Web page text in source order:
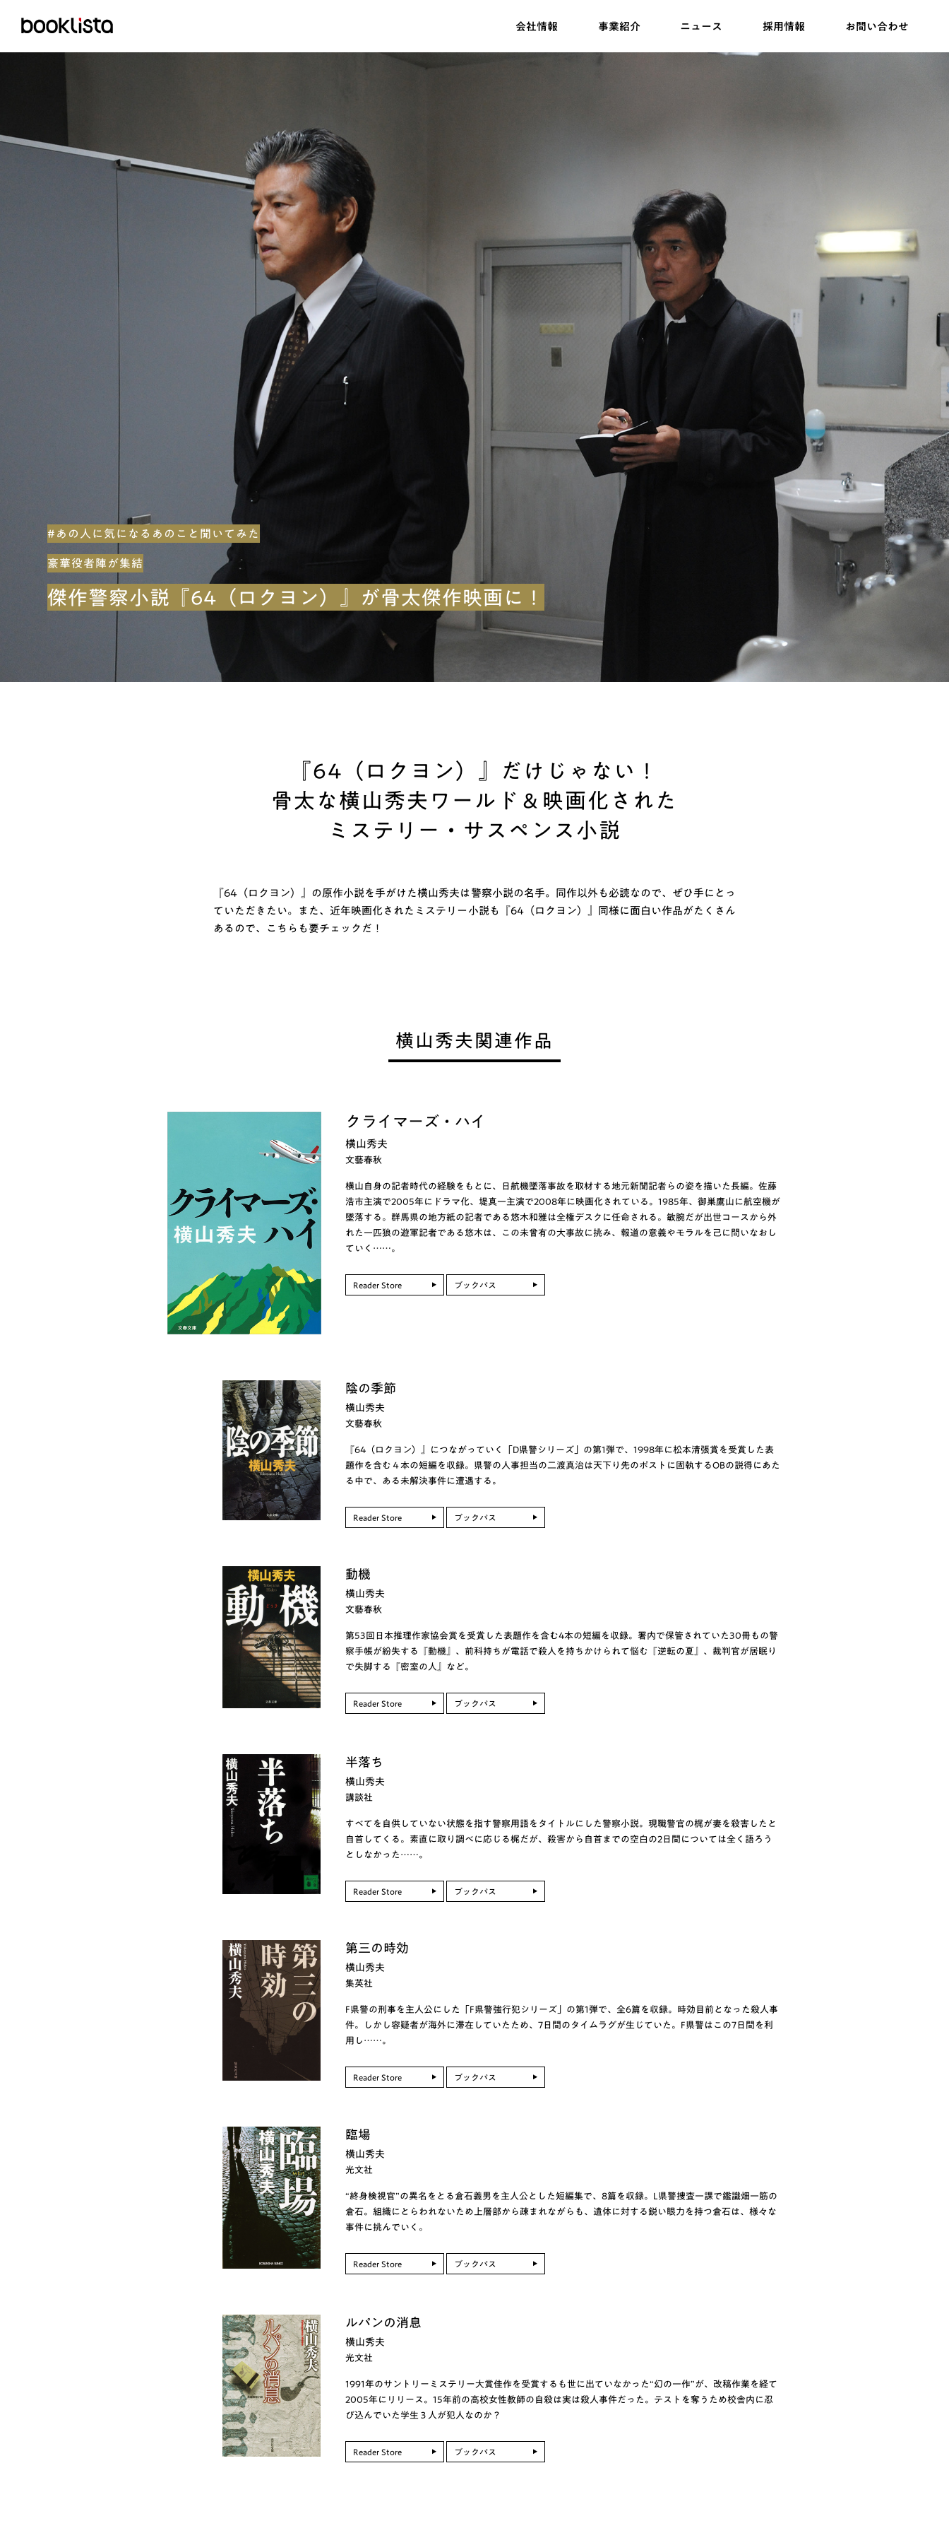
会社情報 事業紹介 ニュース 採用情報 お問い合わせ
#あの人に気になるあのこと聞いてみた
豪華役者陣が集結
傑作警察小説『64（ロクヨン）』が骨太傑作映画に！
『64（ロクヨン）』だけじゃない！
骨太な横山秀夫ワールド＆映画化された
ミステリー・サスペンス小説
『64（ロクヨン）』の原作小説を手がけた横山秀夫は警察小説の名手。同作以外も必読なので、ぜひ手にとっ
ていただきたい。また、近年映画化されたミステリー小説も『64（ロクヨン）』同様に面白い作品がたくさん
あるので、こちらも要チェックだ！
横山秀夫関連作品
クライマーズ・ハイ
横山秀夫
文藝春秋
横山自身の記者時代の経験をもとに、日航機墜落事故を取材する地元新聞記者らの姿を描いた長編。佐藤
浩市主演で2005年にドラマ化、堤真一主演で2008年に映画化されている。1985年、御巣鷹山に航空機が
墜落する。群馬県の地方紙の記者である悠木和雅は全権デスクに任命される。敏腕だが出世コースから外
れた一匹狼の遊軍記者である悠木は、この未曾有の大事故に挑み、報道の意義やモラルを己に問いなおし
ていく……。
Reader Store ブックパス
陰の季節
横山秀夫
文藝春秋
『64（ロクヨン）』につながっていく「D県警シリーズ」の第1弾で、1998年に松本清張賞を受賞した表
題作を含む４本の短編を収録。県警の人事担当の二渡真治は天下り先のポストに固執するOBの説得にあた
る中で、ある未解決事件に遭遇する。
Reader Store ブックパス
動機
横山秀夫
文藝春秋
第53回日本推理作家協会賞を受賞した表題作を含む4本の短編を収録。署内で保管されていた30冊もの警
察手帳が紛失する『動機』、前科持ちが電話で殺人を持ちかけられて悩む『逆転の夏』、裁判官が居眠り
で失脚する『密室の人』など。
Reader Store ブックパス
半落ち
横山秀夫
講談社
すべてを自供していない状態を指す警察用語をタイトルにした警察小説。現職警官の梶が妻を殺害したと
自首してくる。素直に取り調べに応じる梶だが、殺害から自首までの空白の2日間については全く語ろう
としなかった……。
Reader Store ブックパス
第三の時効
横山秀夫
集英社
F県警の刑事を主人公にした「F県警強行犯シリーズ」の第1弾で、全6篇を収録。時効目前となった殺人事
件。しかし容疑者が海外に滞在していたため、7日間のタイムラグが生じていた。F県警はこの7日間を利
用し……。
Reader Store ブックパス
臨場
横山秀夫
光文社
“終身検視官”の異名をとる倉石義男を主人公とした短編集で、8篇を収録。L県警捜査一課で鑑識畑一筋の
倉石。組織にとらわれないため上層部から疎まれながらも、遺体に対する鋭い眼力を持つ倉石は、様々な
事件に挑んでいく。
Reader Store ブックパス
ルパンの消息
横山秀夫
光文社
1991年のサントリーミステリー大賞佳作を受賞するも世に出ていなかった“幻の一作”が、改稿作業を経て
2005年にリリース。15年前の高校女性教師の自殺は実は殺人事件だった。テストを奪うため校舎内に忍
び込んでいた学生３人が犯人なのか？
Reader Store ブックパス